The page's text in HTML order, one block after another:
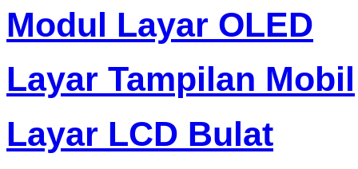
Modul Layar OLED
Layar Tampilan Mobil
Layar LCD Bulat